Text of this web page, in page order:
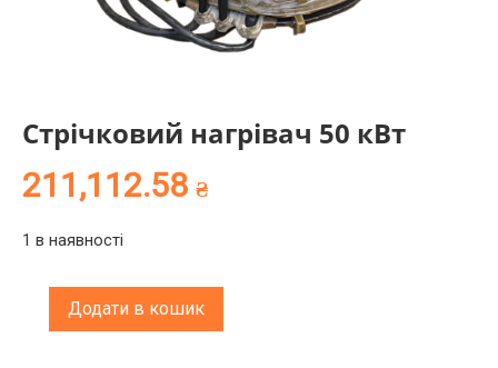
Стрічковий нагрівач 50 кВт
211,112.58 ₴
1 в наявності
Стрічковий
нагрівач
Додати в кошик